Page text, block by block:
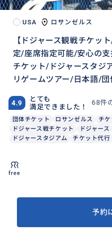
USA ロサンゼルス
【ドジャース観戦チケッ
定/座席指定可能/安心の
チケット/ドジャースタジ
リゲームツアー/日本語/団
4.9
とても
満足できました！
68件
団体チケット ロサンゼルス
チ
ドジャース戦チケット
ドジャース
ドジャースタジアム
チケット代行
free
予約